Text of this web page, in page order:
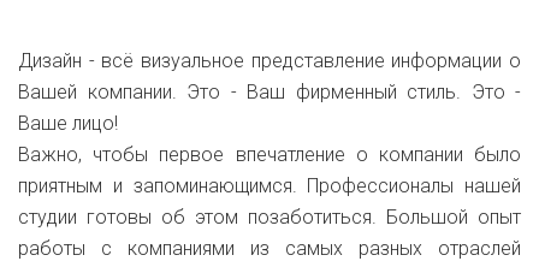
Дизайн - всё визуальное представление информации о
Вашей компании. Это - Ваш фирменный стиль. Это -
Ваше лицо!
Важно, чтобы первое впечатление о компании было
приятным и запоминающимся. Профессионалы нашей
студии готовы об этом позаботиться. Большой опыт
работы с компаниями из самых разных отраслей